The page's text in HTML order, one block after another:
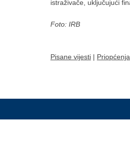
istraživače, uključujući
Foto: IRB
Pisane vijesti | Priopćenja